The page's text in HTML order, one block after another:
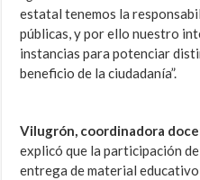
estatal tenemos la
públicas, y por ello nuestro
instancias para potenciar
beneficio de la ciudadanía”.
Vilugrón, coordinadora
explicó que la participación
entrega de material